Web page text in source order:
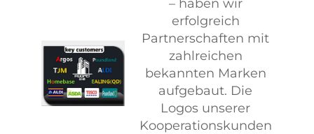
Aufgrund
und unserer
Kapazitäten
wir nicht nur
– haben wir
erfolgreich
Partnerschaften mit
zahlreichen
bekannten Marken
aufgebaut. Die
Logos unserer
Kooperationskunden